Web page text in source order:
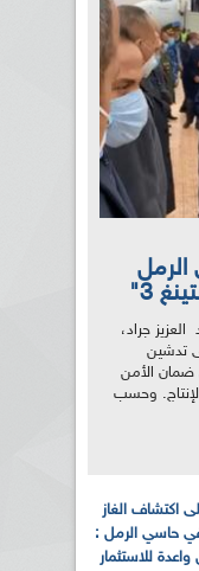
الرمل
3"
جراد،
تدشين
إلى ضمان الأمن
وحسب
اكتشاف الغاز
حاسي الرمل :
للاستثمار